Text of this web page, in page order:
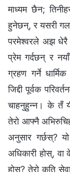
माध्यम छैन;
हुनेछन्, र यसरी
परमेश्‍वरले अझ धेरै
प्रेम गर्दछन् र
ग्रहण गर्ने
जिद्दी पूर्वक
चाहनुहुन्न। के तँ
तेरो आफ्नै
अनुसार गर्छस्?
अधिकारी होस्,
होस्? तेरो कति